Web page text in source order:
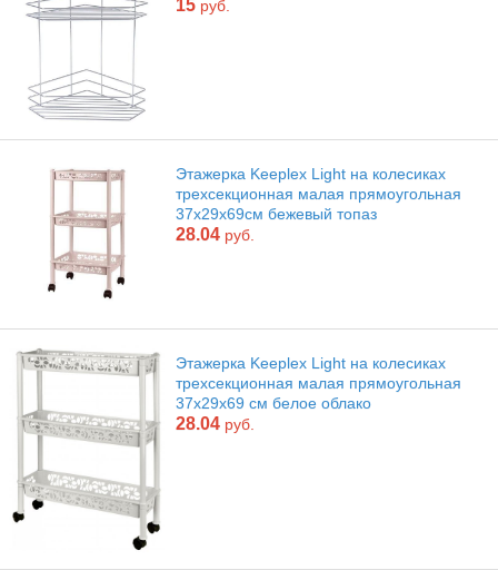
15 руб.
Этажерка Keeplex Light на колесиках
трехсекционная малая прямоугольная
37х29х69см бежевый топаз
28.04 руб.
Этажерка Keeplex Light на колесиках
трехсекционная малая прямоугольная
37х29х69 см белое облако
28.04 руб.